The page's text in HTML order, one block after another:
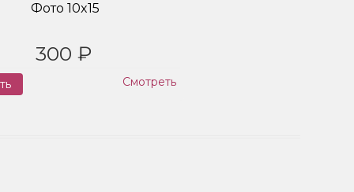
Фото 10x15
300 ₽
Смотреть